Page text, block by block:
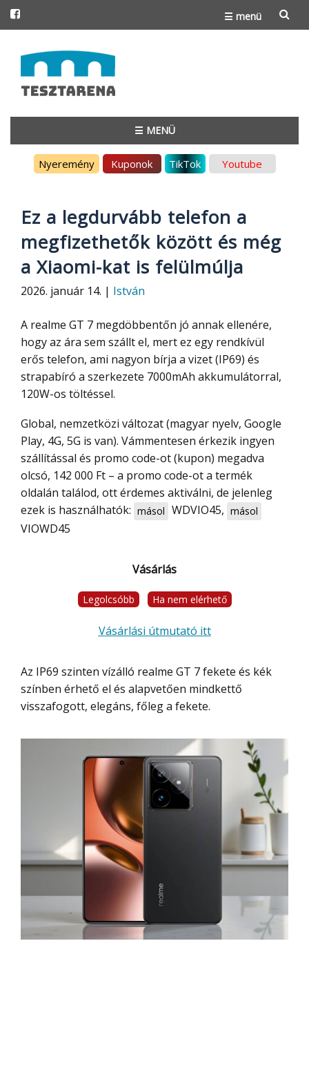
☰ menü
to
content
☰ MENÜ
Nyeremény Kuponok TikTok Youtube
Ez a legdurvább telefon a
megfizethetők között és még
a Xiaomi-kat is felülmúlja
2026. január 14. | István
A realme GT 7 megdöbbentőn jó annak ellenére,
hogy az ára sem szállt el, mert ez egy rendkívül
erős telefon, ami nagyon bírja a vizet (IP69) és
strapabíró a szerkezete 7000mAh akkumulátorral,
120W-os töltéssel.
Global, nemzetközi változat (magyar nyelv, Google
Play, 4G, 5G is van). Vámmentesen érkezik ingyen
szállítással és promo code-ot (kupon) megadva
olcsó, 142 000 Ft – a promo code-ot a termék
oldalán találod, ott érdemes aktiválni, de jelenleg
ezek is használhatók: másol WDVIO45, másol
VIOWD45
Vásárlás
Legolcsóbb Ha nem elérhető
Vásárlási útmutató itt
Az IP69 szinten vízálló realme GT 7 fekete és kék
színben érhető el és alapvetően mindkettő
visszafogott, elegáns, főleg a fekete.